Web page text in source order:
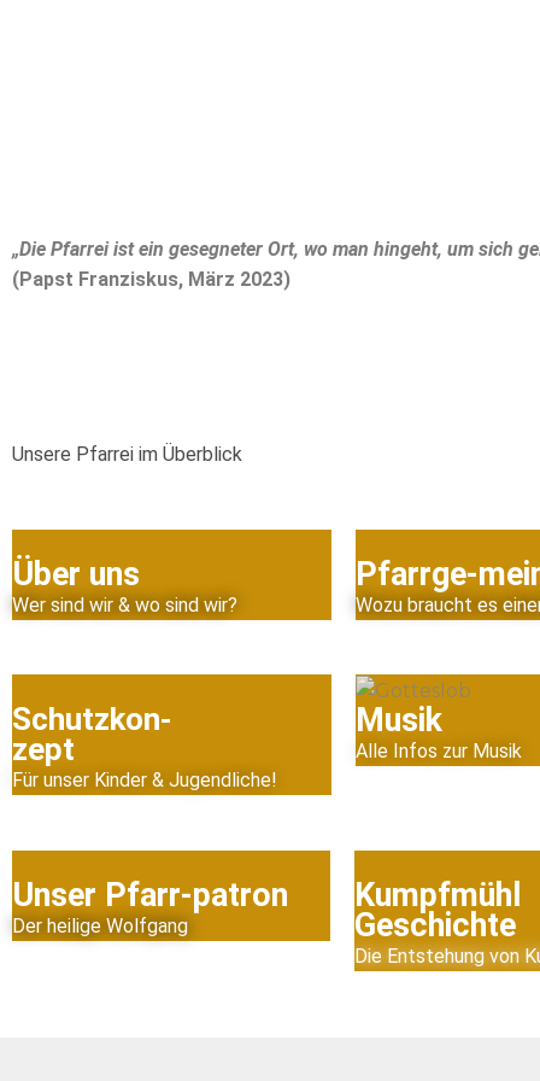
„Die Pfarrei ist ein gesegneter Ort, wo man hingeht, um sich
(Papst Franziskus, März 2023)
Unsere Pfarrei im Überblick
Über uns
Wer sind wir & wo sind wir?
Pfarrge-
Wozu braucht es
Schutzkon-
zept
Für unser Kinder & Jugendliche!
Musik
Alle Infos zur Musik
Unser Pfarr-patron
Der heilige Wolfgang
Kumpfmühl
Geschichte
Die Entstehung von